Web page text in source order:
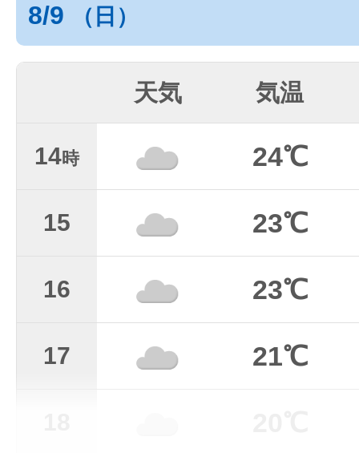
8/9 （日）
天気 気温
14時 24℃
15 23℃
16 23℃
17 21℃